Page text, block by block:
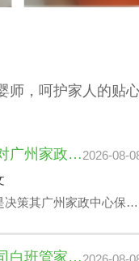
师，呵护家人的贴
理解工作时间对广州家政中心保洁24小时价格表的潜在影响2026-08-
策其广州家政中心保洁
天河区家政公司白班管家价格：公司声誉引导的收费标准